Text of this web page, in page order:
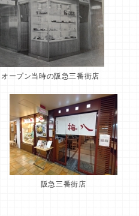
オープン当時の阪急三番街店
阪急三番街店